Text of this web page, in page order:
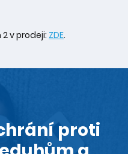
2 v prodeji: ZDE.
proti